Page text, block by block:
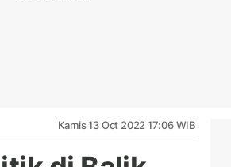
Kamis 13 Oct 2022 17:06 WIB